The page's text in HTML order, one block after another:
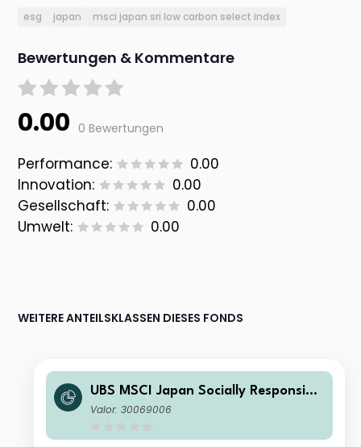
esg japan msci japan sri low carbon select index
Bewertungen & Kommentare
0.00 0 Bewertungen
Performance:
0.00
Innovation:
0.00
Gesellschaft:
0.00
Umwelt:
0.00
WEITERE ANTEILSKLASSEN DIESES FONDS
UBS MSCI Japan Socially Responsible
UCITS ETF hUSD acc
Valor: 30069006